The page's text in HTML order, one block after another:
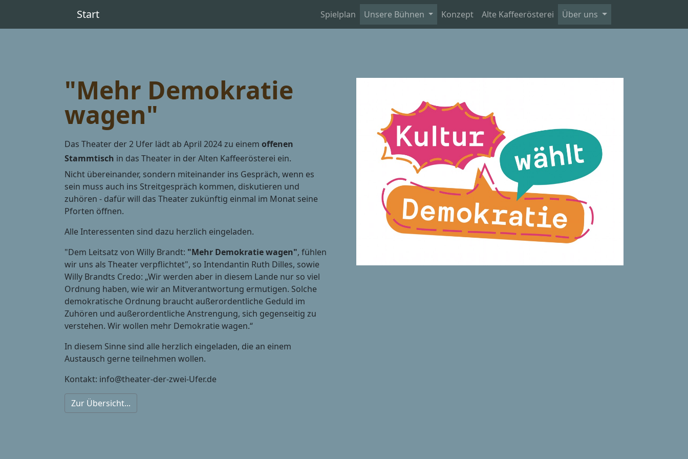
Start Spielplan Unsere Bühnen Konzept Alte Kaffeerösterei Über uns
"Mehr Demokratie
wagen"
Das Theater der 2 Ufer lädt ab April 2024 zu einem offenen
Stammtisch in das Theater in der Alten Kaffeerösterei ein.
Nicht übereinander, sondern miteinander ins Gespräch, wenn es
sein muss auch ins Streitgespräch kommen, diskutieren und
zuhören - dafür will das Theater zukünftig einmal im Monat seine
Pforten öffnen.
Alle Interessenten sind dazu herzlich eingeladen.
"Dem Leitsatz von Willy Brandt: "Mehr Demokratie wagen", fühlen
wir uns als Theater verpflichtet", so Intendantin Ruth Dilles, sowie
Willy Brandts Credo: „Wir werden aber in diesem Lande nur so viel
Ordnung haben, wie wir an Mitverantwortung ermutigen. Solche
demokratische Ordnung braucht außerordentliche Geduld im
Zuhören und außerordentliche Anstrengung, sich gegenseitig zu
verstehen. Wir wollen mehr Demokratie wagen.“
In diesem Sinne sind alle herzlich eingeladen, die an einem
Austausch gerne teilnehmen wollen.
Kontakt: info@theater-der-zwei-Ufer.de
Zur Übersicht...